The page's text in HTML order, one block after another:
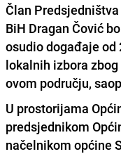
Član
BiH Dragan Čović
osudio događaje od
lokalnih izbora
ovom području,
U prostorijama
predsjednikom
načelnikom općine